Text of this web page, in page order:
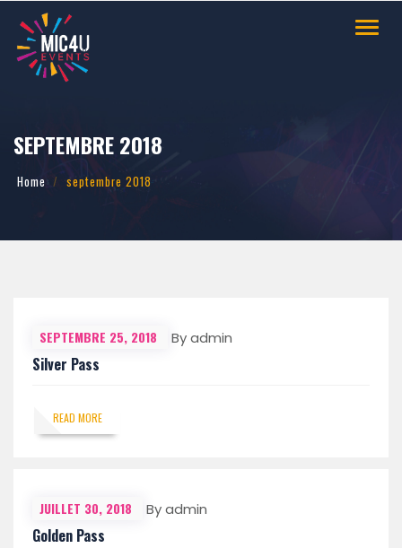
SEPTEMBRE 2018
Home septembre 2018
SEPTEMBRE 25, 2018 By admin
Silver Pass
READ MORE
JUILLET 30, 2018 By admin
Golden Pass